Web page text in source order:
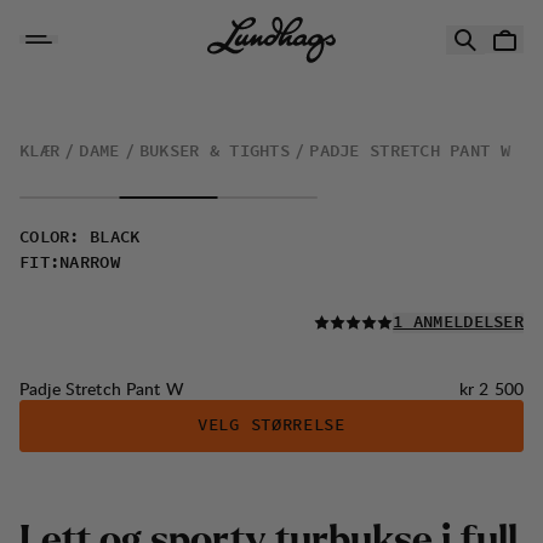
KLÆR DAME BUKSER & TIGHTS PADJE STRETCH PANT W
COLOR :
BLACK
FIT: NARROW
LES ALLE
1 ANMELDELSER
Padje Stretch Pant W Pris:
kr 2 500
VELG STØRRELSE